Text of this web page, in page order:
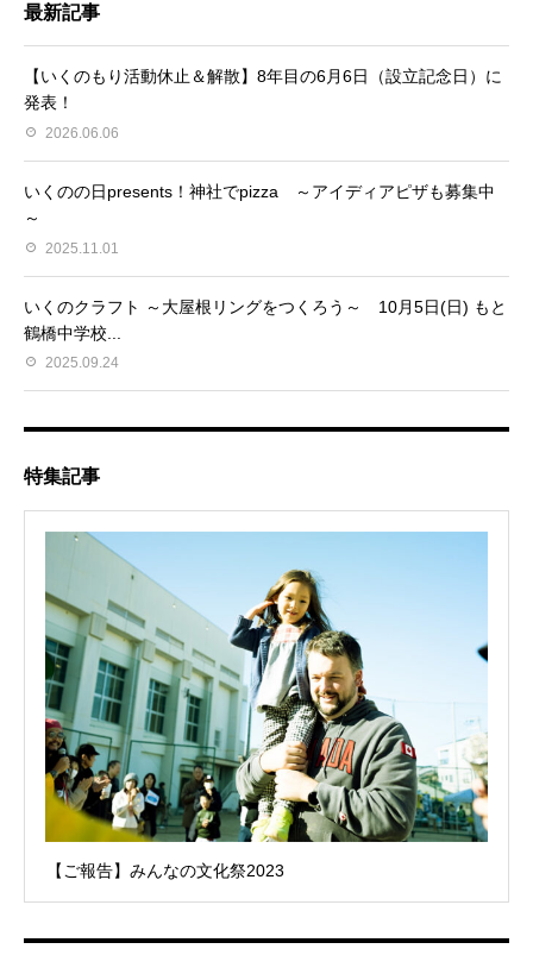
最新記事
【いくのもり活動休止＆解散】8年目の6月6日（設立記念日）に
発表！
2026.06.06
いくのの日presents！神社でpizza ～アイディアピザも募集中
～
2025.11.01
いくのクラフト ～大屋根リングをつくろう～ 10月5日(日) もと
鶴橋中学校...
2025.09.24
特集記事
【ご報告】みんなの文化祭2023